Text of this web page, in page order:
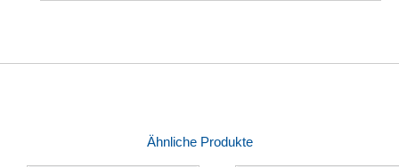
Ähnliche Produkte